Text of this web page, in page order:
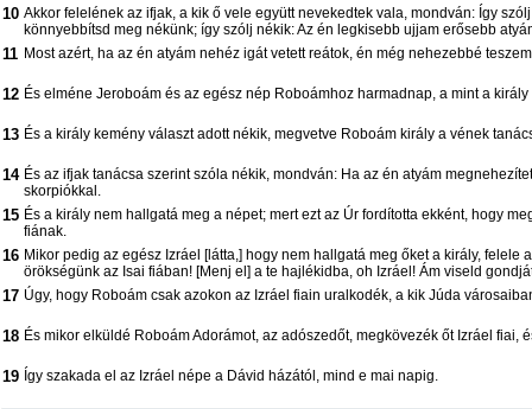
10 Akkor felelének az ifjak, a kik ő vele együtt nevekedtek vala, mondván: Így
könnyebbítsd meg nékünk; így szólj nékik: Az én legkisebb ujjam erősebb
11 Most azért, ha az én atyám nehéz igát vetett reátok, én még nehezebbé
12 És elméne Jeroboám és az egész nép Roboámhoz harmadnap, a mint a
13 És a király kemény választ adott nékik, megvetve Roboám király a vének
14 És az ifjak tanácsa szerint szóla nékik, mondván: Ha az én atyám
skorpiókkal.
15 És a király nem hallgatá meg a népet; mert ezt az Úr fordította ekként, hogy
fiának.
16 Mikor pedig az egész Izráel [látta,] hogy nem hallgatá meg őket a király,
örökségünk az Isai fiában! [Menj el] a te hajlékidba, oh Izráel! Ám viseld
17 Úgy, hogy Roboám csak azokon az Izráel fiain uralkodék, a kik Júda
18 És mikor elküldé Roboám Adorámot, az adószedőt, megkövezék őt Izráel
19 Így szakada el az Izráel népe a Dávid házától, mind e mai napig.